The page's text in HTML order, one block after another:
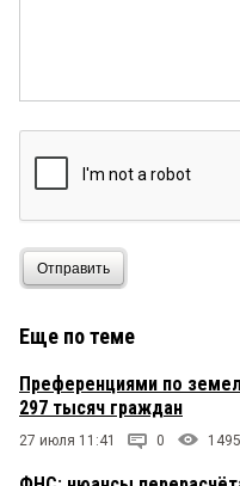
Отправить
Еще по теме
Преференциями по
297 тысяч граждан
27 июля 11:41 0 1495